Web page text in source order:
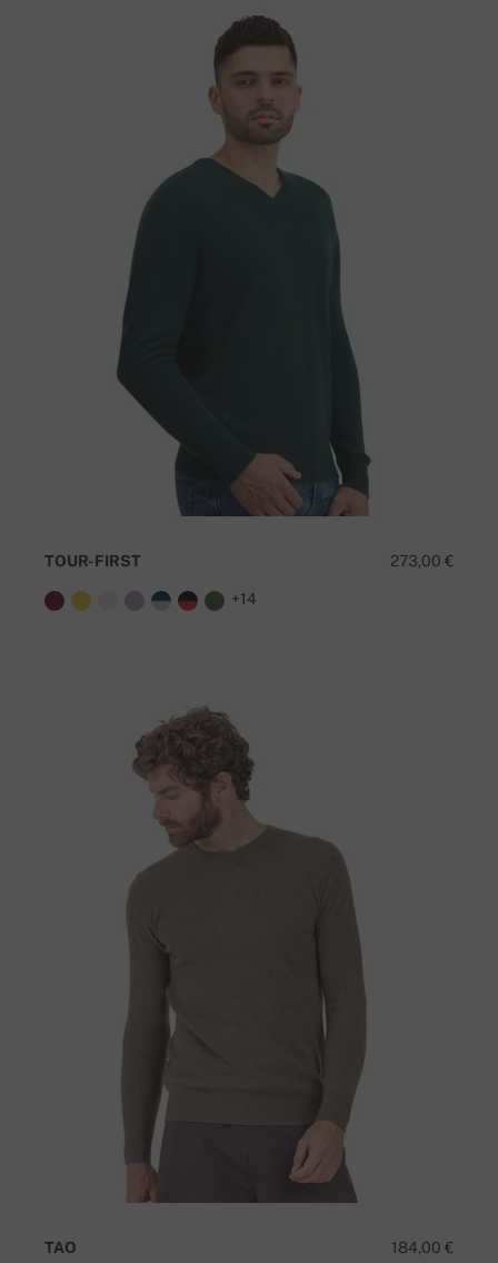
273,00 €
TOUR-FIRST
+14
184,00 €
TAO